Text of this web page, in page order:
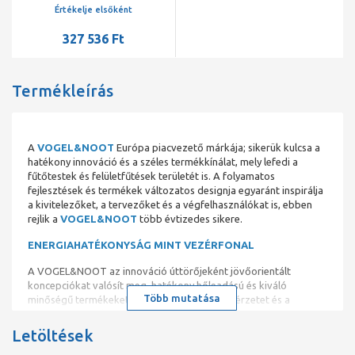
L=2000, balos
Értékelje elsőként
327 536 Ft
Termékleírás
A VOGEL&NOOT Európa piacvezető márkája; sikerük kulcsa a
hatékony innováció és a széles termékkínálat, mely lefedi a
fűtőtestek és felületfűtések területét is. A folyamatos
fejlesztések és termékek változatos designja egyaránt inspirálja
a kivitelezőket, a tervezőket és a végfelhasználókat is, ebben
rejlik a VOGEL&NOOT több évtizedes sikere.
ENERGIAHATÉKONYSÁG MINT VEZÉRFONAL
A VOGEL&NOOT az innováció úttörőjeként jövőorientált
koncepciókat valósít meg, hatékony hőleadású és kiváló
minőségű termékeket kínál – a komfortos hőérzetet és a
fenntartható fejlődés szempontjait egyaránt szem előtt tartva.
VONOVA SZELEPES LAPRADIÁTOROK KLASSZIKUS ÉS
Több mutatása
Letöltések